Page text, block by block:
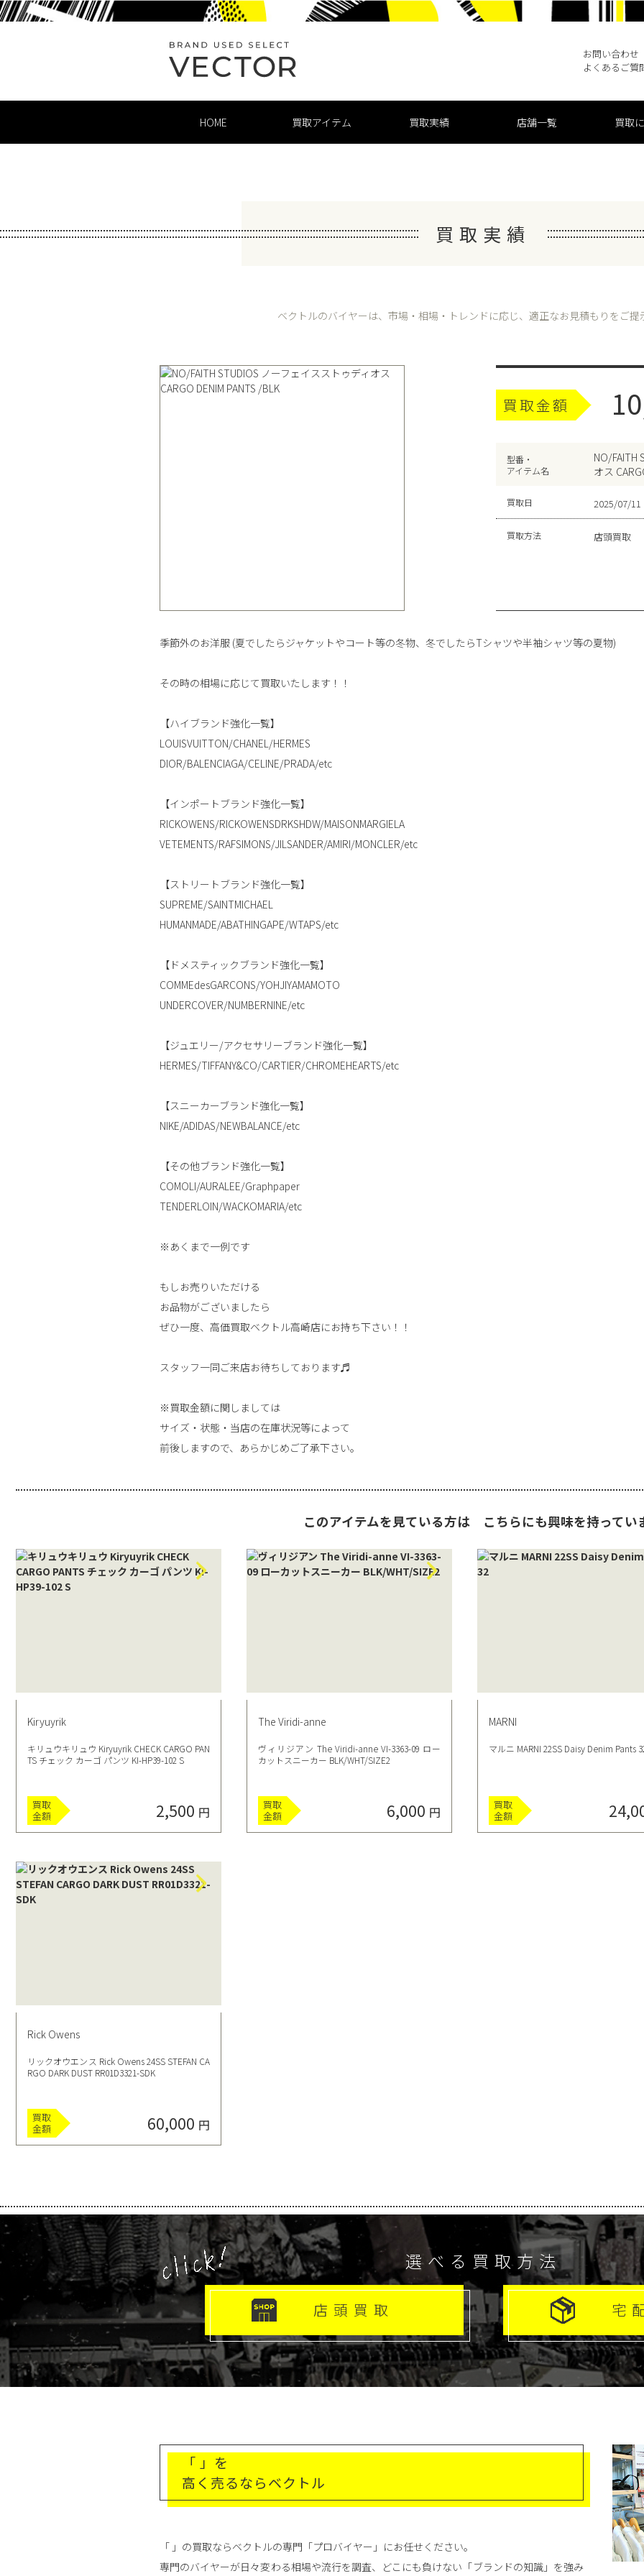
お問い合わせ
よくあるご質
HOME 買取アイテム 買取実績 店舗一覧 買取
買取実績
ベクトルのバイヤーは、市場・相場・トレンドに応じ、 適正なお見積もりをご提
買取金額
型番・
アイテム名
NO/FAITH
オス
買取日 2025/07/11
買取方法 店頭買取
季節外のお洋服 (夏でしたらジャケットやコート等の冬物、冬でしたらTシャツや半袖シャツ等の夏物)
その時の相場に応じて買取いたします！！
【ハイブランド強化一覧】
LOUISVUITTON/CHANEL/HERMES
DIOR/BALENCIAGA/CELINE/PRADA/etc
【インポートブランド強化一覧】
RICKOWENS/RICKOWENSDRKSHDW/MAISONMARGIELA
VETEMENTS/RAFSIMONS/JILSANDER/AMIRI/MONCLER/etc
【ストリートブランド強化一覧】
SUPREME/SAINTMICHAEL
HUMANMADE/ABATHINGAPE/WTAPS/etc
【ドメスティックブランド強化一覧】
COMMEdesGARCONS/YOHJIYAMAMOTO
UNDERCOVER/NUMBERNINE/etc
【ジュエリー/アクセサリーブランド強化一覧】
HERMES/TIFFANY&CO/CARTIER/CHROMEHEARTS/etc
【スニーカーブランド強化一覧】
NIKE/ADIDAS/NEWBALANCE/etc
【その他ブランド強化一覧】
COMOLI/AURALEE/Graphpaper
TENDERLOIN/WACKOMARIA/etc
※あくまで一例です
もしお売りいただける
お品物がございましたら
ぜひ一度、高価買取ベクトル高崎店にお持ち下さい！！
スタッフ一同ご来店お待ちしております♬
※買取金額に関しましては
サイズ・状態・当店の在庫状況等によって
前後しますので、あらかじめご了承下さい。
このアイテムを見ている方は こちらにも興味を持ってい
Kiryuyrik
キリュウキリュウ Kiryuyrik CHECK CARGO PAN
TS チェック カーゴ パンツ KI-HP39-102 S
買取
金額
2,500 円
The Viridi-anne
ヴィリジアン The Viridi-anne VI-3363-09 ロー
カットスニーカー BLK/WHT/SIZE2
買取
金額
6,000 円
MARNI
マルニ MARNI 22SS Daisy Denim Pants
買取
金額
Rick Owens
リックオウエンス Rick Owens 24SS STEFAN CA
RGO DARK DUST RR01D3321-SDK
買取
金額
60,000 円
選べる買取方法
店頭買取 宅
「 」を
高く売るならベクトル
「 」の買取ならベクトルの専門「プロバイヤー」にお任せください。
専門のバイヤーが日々変わる相場や流行を調査、どこにも負けない「ブランドの知識」を強み